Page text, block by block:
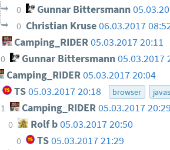
0 Gunnar Bittersmann
0 Christian Kruse06.03.2017
Camping_RIDER05.03.2017 20:11
0 Gunnar Bittersmann05.03.2017
Camping_RIDER 05.03.2017 20:04
TS05.03.2017 20:18 browser
1 Camping_RIDER05.03.2017
0 Rolf b05.03.2017 20:50
0 TS05.03.2017 21:29